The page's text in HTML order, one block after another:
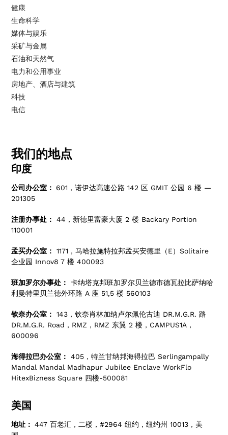
健康
生命科学
媒体与娱乐
采矿与金属
石油和天然气
电力和公用事业
房地产、酒店与建筑
科技
电信
我们的地点
印度
公司办公室： 601，诺伊达高速公路 142 区 GMIT 公园 6 楼 —
201305
注册办事处：
44，新德里富豪大厦 2 楼 Backary Portion
110001
孟买办公室：
1171，马哈拉施特拉邦孟买安德里（E）Solitaire
企业园 Innov8 7 楼 400093
班加罗尔办事处：
卡纳塔克邦班加罗尔贝兰德市德瓦拉比萨纳哈
利曼特里贝兰德外环路 A 座 51,5 楼 560103
钦奈办公室：
143，钦奈肖林加纳卢尔佩伦古迪 DR.M.G.R. 路
DR.M.G.R. Road，RMZ，RMZ 东翼 2 楼，CAMPUS1A，
600096
海得拉巴办公室：
405，特兰甘纳邦海得拉巴 Serlingampally
Mandal Mandal Madhapur Jubilee Enclave WorkFlo
HitexBizness Square 四楼-500081
美国
地址：447 百老汇，二楼，#2964 纽约，纽约州 10013，美